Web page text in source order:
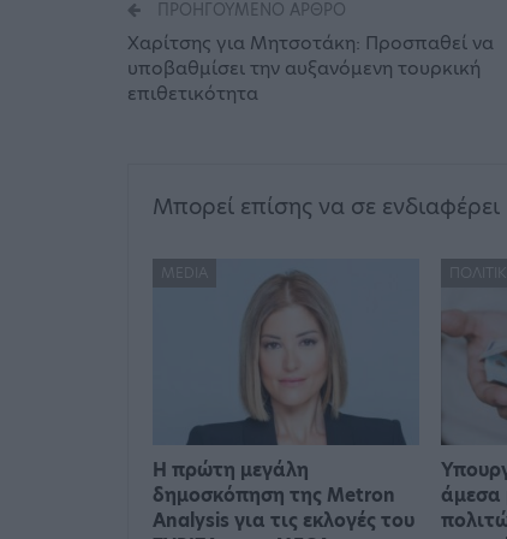
ΠΡΟΗΓΟΎΜΕΝΟ ΆΡΘΡΟ
Χαρίτσης για Μητσοτάκη: Προσπαθεί να
υποβαθμίσει την αυξανόμενη τουρκική
επιθετικότητα
Μπορεί επίσης να σε ενδιαφέρει
MEDIA
Η πρώτη μεγάλη
δημοσκόπηση της Metron
Analysis για τις εκλογές του
άμεσα